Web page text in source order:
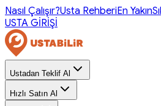
Nasıl Çalışır?Usta RehberiEn Yakın
USTA GİRİŞİ
Ustadan Teklif Al
Hızlı Satın Al